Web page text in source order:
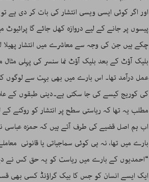
اور اگر کوئی ایسی ویسی انتشار کی بات کر دی ہے
پیسوں پر جانے کے لیے دروازہ کھل جائے گا
چکے ہیں جن کی وجہ سے معاشرے میں انتشار پھیلا
بلیک آؤٹ کے بعد بلیک آؤٹ نما سنسر کی پہلی مثال
عمل درآمد تھا۔ اس بارے میں بھی بہت سے
کی کوریج کیسے کی جا سکتی ہے۔دینی طبقوں کے
مطلب یہ تھا کہ ریاستی سطح پر انتشار کو روکنے
اب ہم اصل قضیے کی طرف آتے ہیں کہ حمزہ عباسی
بارے میں تھا، نہ ہی کوئی سماجیاتی یا قانونی
“احمدیوں کے بارے میں ریاست کو یہ حق کس نے دیا
ایک ایسے انسان کو جس کا بیک گراؤنڈ کسی بھی